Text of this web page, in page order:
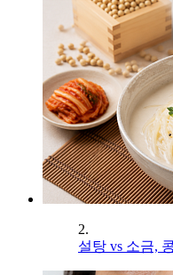
2.
설탕 vs 소금,